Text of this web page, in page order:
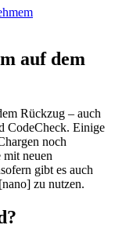
auf dem
Rückzug – auch
CodeCheck. Einige
noch
neuen
gibt es auch
zu nutzen.